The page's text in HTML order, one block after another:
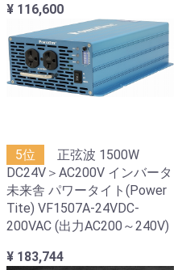
¥ 116,600
5位
正弦波 1500W
DC24V＞AC200V インバータ
未来舎 パワータイト(Power
Tite) VF1507A-24VDC-
200VAC (出力AC200～240V)
¥ 183,744